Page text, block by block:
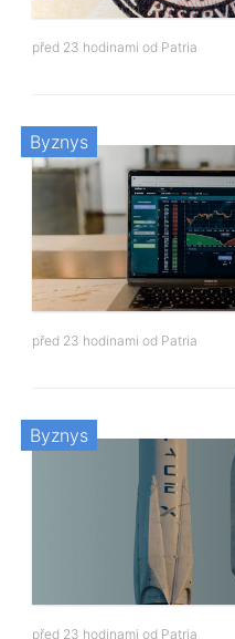
před 23 hodinami od Patria
Byznys
před 23 hodinami od Patria
Byznys
před 23 hodinami od Patria